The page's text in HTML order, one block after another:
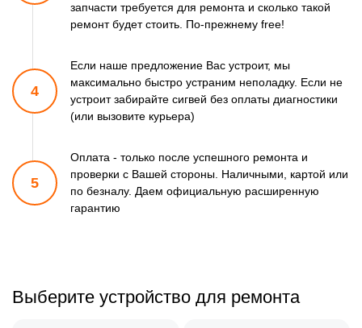
запчасти требуется для ремонта и сколько такой
ремонтбудет стоить. По-прежнему free!
4
Если наше предложение Вас устроит, мы
максимально быстро устраним неполадку. Если не
устроит забирайте сигвей без оплаты диагностики
(или вызовите курьера)
5
Оплата - только после успешного ремонта и
проверки с Вашей стороны. Наличными, картой или
по безналу. Даем официальную расширенную
гарантию
Выберите устройство для ремонта